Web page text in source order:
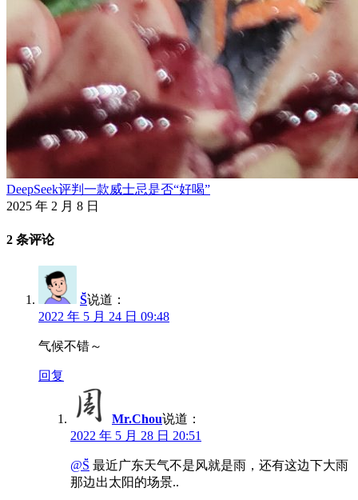
DeepSeek评判一款威士忌是否“好喝”
2025 年 2 月 8 日
2 条评论
S̆̈说道：
2022 年 5 月 24 日 09:48
气候不错～
回复
Mr.Chou说道：
2022 年 5 月 28 日 20:51
@S̆̈ 最近广东天气不是风就是雨，还有这边下大雨
那边出太阳的场景..